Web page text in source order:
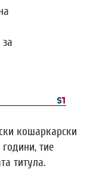
кошаркарски
тие
титула.